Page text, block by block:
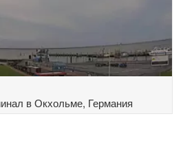
в Окхольме, Германия